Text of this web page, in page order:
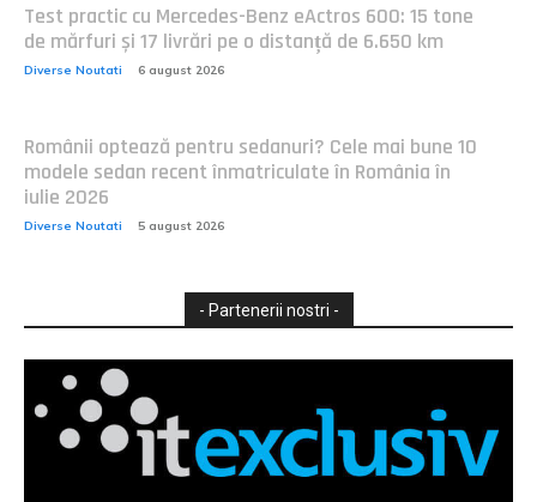
Test practic cu Mercedes-Benz eActros 600: 15 tone
de mărfuri și 17 livrări pe o distanță de 6.650 km
Diverse Noutati 6 august 2026
Românii optează pentru sedanuri? Cele mai bune 10
modele sedan recent înmatriculate în România în
iulie 2026
Diverse Noutati 5 august 2026
- Partenerii nostri -